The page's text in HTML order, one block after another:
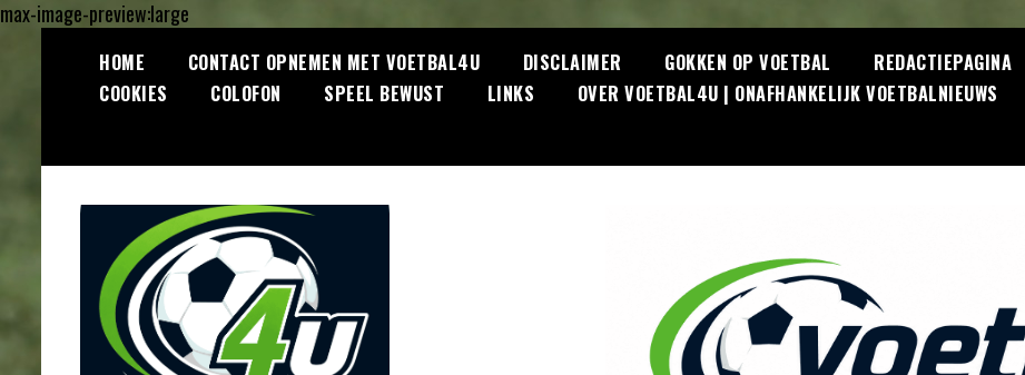
max-image-preview:large
HOME CONTACT OPNEMEN MET VOETBAL4U DISCLAIMER GOKKEN OP VOETBAL REDACTIEPAGINA
COOKIES
COLOFON SPEEL BEWUST LINKS OVER VOETBAL4U | ONAFHANKELIJK VOETBALNIEUWS